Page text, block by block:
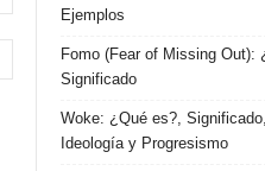
Ejemplos
Fomo (Fear of Missing Out):
Significado
Woke: ¿Qué es?,
Ideología y Progresismo